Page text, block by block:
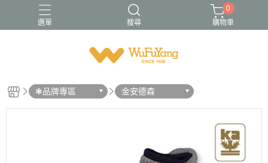
選單 搜尋
0
購物車
❃品牌專區 金安德森